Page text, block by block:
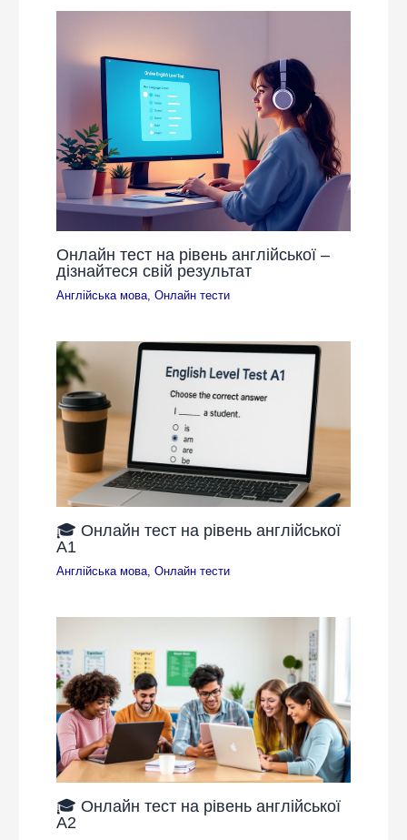
Онлайн тест на рівень англійської –
дізнайтеся свій результат
Англійська мова ,Онлайн тести
🎓 Онлайн тест на рівень англійської
A1
Англійська мова ,Онлайн тести
🎓 Онлайн тест на рівень англійської
A2